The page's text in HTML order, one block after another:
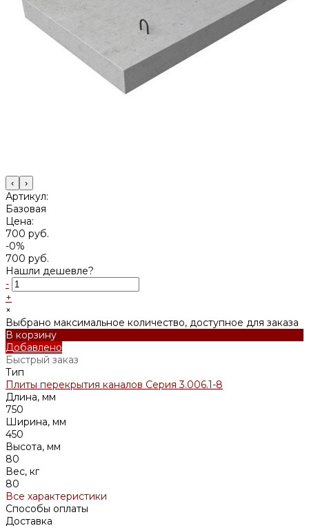
‹ ›
Артикул:
Базовая
Цена:
700 руб.
-0%
700 руб.
Нашли дешевле?
-
+
×
Выбрано максимальное количество, доступное для заказа
В корзину
Добавлено
Быстрый заказ
Тип
Плиты перекрытия каналов Серия 3.006.1-8
Длина, мм
750
Ширина, мм
450
Высота, мм
80
Вес, кг
80
Все характеристики
Способы оплаты
Доставка